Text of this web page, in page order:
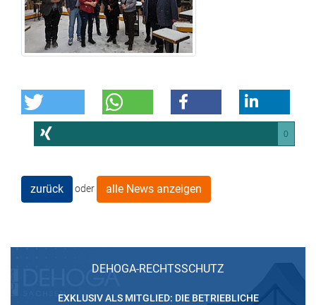
0
zurück oder alle News anzeigen
DEHOGA-RECHTSSCHUTZ
EXKLUSIV ALS MITGLIED: DIE BETRIEBLICHE